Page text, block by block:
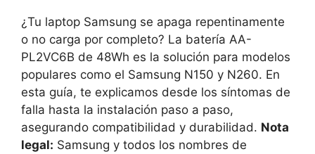
¿Tu laptop Samsung se apaga repentinamente
o no carga por completo? La batería AA-
PL2VC6B de 48Wh es la solución para modelos
populares como el Samsung N150 y N260. En
esta guía, te explicamos desde los síntomas de
falla hasta la instalación paso a paso,
asegurando compatibilidad y durabilidad. Nota
legal: Samsung y todos los nombres de